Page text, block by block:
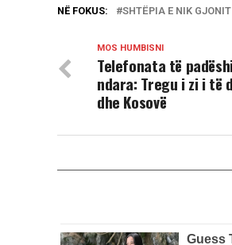
NË FOKUS: SHTËPIA E NIK GJONIT
MOS HUMBISNI
Telefonata të
ndara: Tregu i zi i të
dhe Kosovë